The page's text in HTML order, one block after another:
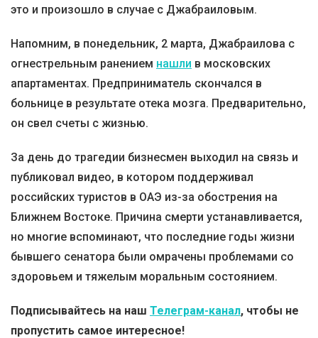
это и произошло в случае с Джабраиловым.
Напомним, в понедельник, 2 марта, Джабраилова с
огнестрельным ранением нашли в московских
апартаментах. Предприниматель скончался в
больнице в результате отека мозга. Предварительно,
он свел счеты с жизнью.
За день до трагедии бизнесмен выходил на связь и
публиковал видео, в котором поддерживал
российских туристов в ОАЭ из-за обострения на
Ближнем Востоке. Причина смерти устанавливается,
но многие вспоминают, что последние годы жизни
бывшего сенатора были омрачены проблемами со
здоровьем и тяжелым моральным состоянием.
Подписывайтесь на наш Телеграм-канал, чтобы не
пропустить самое интересное!